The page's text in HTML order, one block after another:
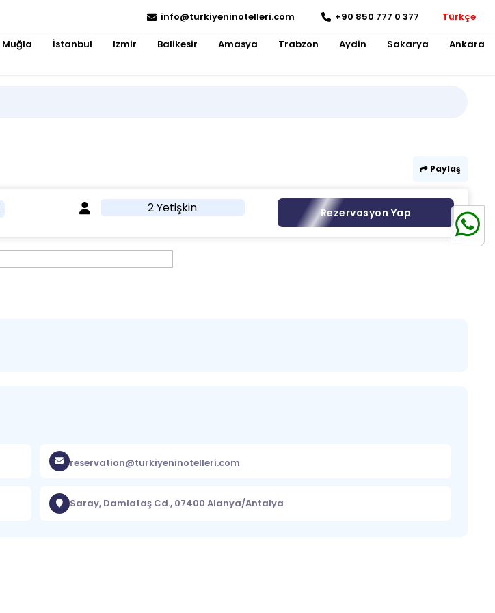
info@turkiyeninotelleri.com +90 850 777 0 377 Türkçe
Muğla İstanbul Izmir Balikesir Amasya Trabzon Aydin Sakarya Ankara
Paylaş
2 Yetişkin Rezervasyon Yap
reservation@turkiyeninotelleri.com
Saray, Damlataş Cd., 07400 Alanya/Antalya